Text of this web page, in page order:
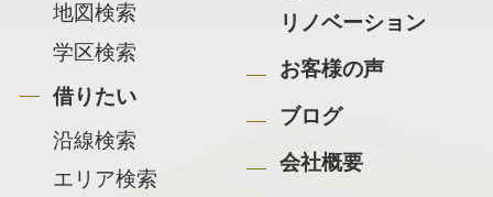
地図検索
学区検索
借りたい
沿線検索
エリア検索
リノベーション
お客様の声
ブログ
会社概要